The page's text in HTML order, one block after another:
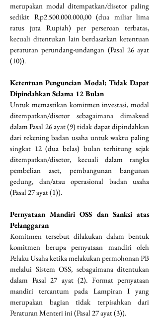
merupakan modal ditempatkan/disetor paling
sedikit Rp2.500.000.000,00 (dua miliar lima
ratus juta Rupiah) per perseroan terbatas,
kecuali ditentukan lain berdasarkan ketentuan
peraturan perundang-undangan (Pasal 26 ayat
(10)).
Ketentuan Penguncian Modal: Tidak Dapat
Dipindahkan Selama 12 Bulan
Untuk memastikan komitmen investasi, modal
ditempatkan/disetor sebagaimana dimaksud
dalam Pasal 26 ayat (9) tidak dapat dipindahkan
dari rekening badan usaha untuk waktu paling
singkat 12 (dua belas) bulan terhitung sejak
ditempatkan/disetor, kecuali dalam rangka
pembelian aset, pembangunan bangunan
gedung, dan/atau operasional badan usaha
(Pasal 27 ayat (1)).
Pernyataan Mandiri OSS dan Sanksi atas
Pelanggaran
Komitmen tersebut dilakukan dalam bentuk
komitmen berupa pernyataan mandiri oleh
Pelaku Usaha ketika melakukan permohonan PB
melalui Sistem OSS, sebagaimana ditentukan
dalam Pasal 27 ayat (2). Format pernyataan
mandiri tercantum pada Lampiran I yang
merupakan bagian tidak terpisahkan dari
Peraturan Menteri ini (Pasal 27 ayat (3)).